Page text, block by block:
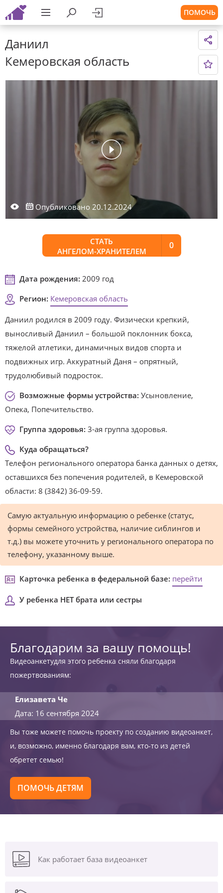
ПОМОЧЬ
Даниил
Кемеровская область
Опубликовано 20.12.2024
СТАТЬ
АНГЕЛОМ-ХРАНИТЕЛЕМ
0
Дата рождения: 2009 год
Регион: Кемеровская область
Даниил родился в 2009 году. Физически крепкий,
выносливый Даниил – большой поклонник бокса,
тяжелой атлетики, динамичных видов спорта и
подвижных игр. Аккуратный Даня – опрятный,
трудолюбивый подросток.
Возможные формы устройства: Усыновление,
Опека, Попечительство.
Группа здоровья: 3-ая группа здоровья.
Куда обращаться?
Телефон регионального оператора банка данных о детях,
оставшихся без попечения родителей, в Кемеровской
области: 8 (3842) 36-09-59.
Самую актуальную информацию о ребенке (статус,
формы семейного устройства, наличие сиблингов и
т.д.) вы можете уточнить у регионального оператора по
телефону, указанному выше.
Карточка ребенка в федеральной базе: перейти
У ребенка НЕТ брата или сестры
Благодарим за вашу помощь!
Видеоанкетудля этого ребенка сняли благодаря
пожертвованиям:
Елизавета Че
Дата: 16 сентября 2024
Вы тоже можете помочь проекту по созданию видеоанкет,
и, возможно, именно благодаря вам, кто-то из детей
обретет семью!
ПОМОЧЬ ДЕТЯМ
Как работает база видеоанкет